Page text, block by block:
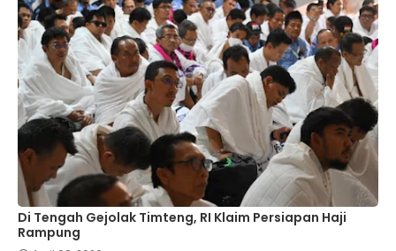
Di Tengah Gejolak Timteng, RI Klaim Persiapan Haji
Rampung